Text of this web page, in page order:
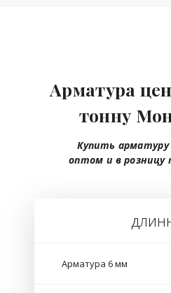
Арматура
тонну
Купить
оптом и в розницу
Арматура 6 мм